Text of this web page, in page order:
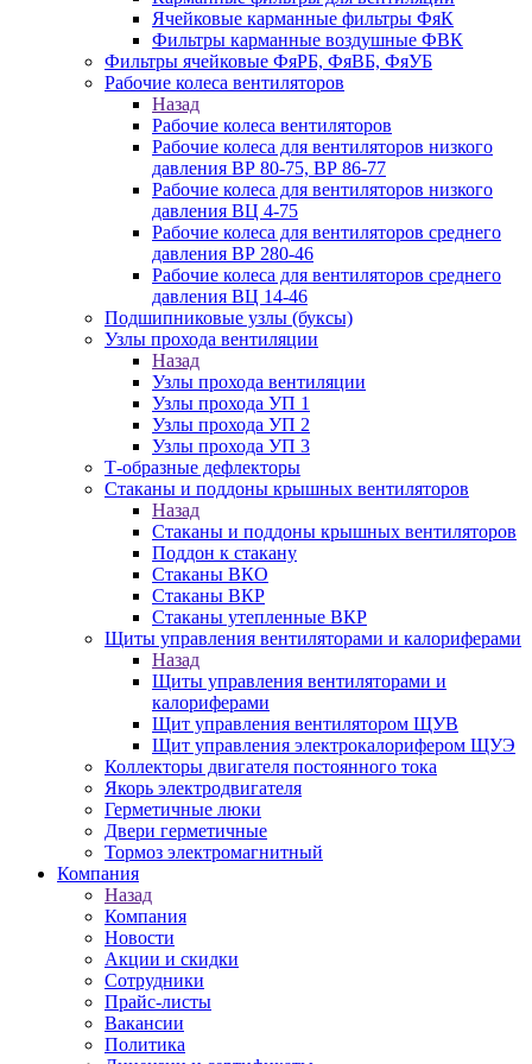
Ячейковые карманные фильтры ФяК
Фильтры карманные воздушные ФВК
Фильтры ячейковые ФяРБ, ФяВБ, ФяУБ
Рабочие колеса вентиляторов
Назад
Рабочие колеса вентиляторов
Рабочие колеса для вентиляторов низкого
давления ВР 80-75, ВР 86-77
Рабочие колеса для вентиляторов низкого
давления ВЦ 4-75
Рабочие колеса для вентиляторов среднего
давления ВР 280-46
Рабочие колеса для вентиляторов среднего
давления ВЦ 14-46
Подшипниковые узлы (буксы)
Узлы прохода вентиляции
Назад
Узлы прохода вентиляции
Узлы прохода УП 1
Узлы прохода УП 2
Узлы прохода УП 3
Т-образные дефлекторы
Стаканы и поддоны крышных вентиляторов
Назад
Стаканы и поддоны крышных вентиляторов
Поддон к стакану
Стаканы ВКО
Стаканы ВКР
Стаканы утепленные ВКР
Щиты управления вентиляторами и калориферами
Назад
Щиты управления вентиляторами и
калориферами
Щит управления вентилятором ЩУВ
Щит управления электрокалорифером ЩУЭ
Коллекторы двигателя постоянного тока
Якорь электродвигателя
Герметичные люки
Двери герметичные
Тормоз электромагнитный
Компания
Назад
Компания
Новости
Акции и скидки
Сотрудники
Прайс-листы
Вакансии
Политика